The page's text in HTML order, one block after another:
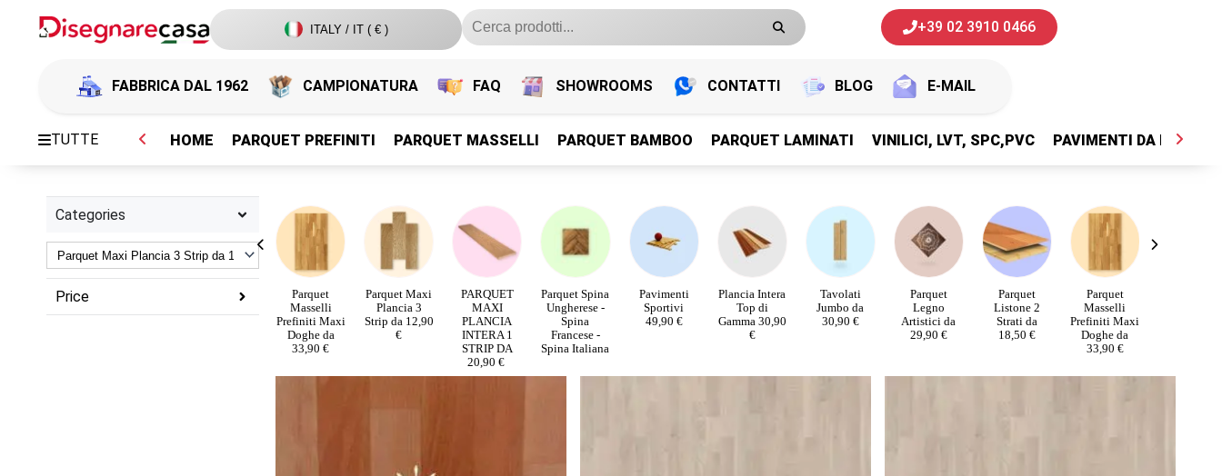
ITALY / IT ( € ) +39 02 3910 0466
FABBRICA DAL 1962 CAMPIONATURA FAQ SHOWROOMS CONTATTI BLOG E-MAIL
TUTTE
Parquet Legno Prefiniti
PARQUET PREFINITI
HOME PARQUET PREFINITI PARQUET MASSELLI PARQUET BAMBOO PARQUET LAMINATI VINILICI, LVT, SPC,PVC PAVIMENTI DA ESTERNI
Parquet Legno Prefiniti
PARQUET PREFINITI
Categories
Price
Tavolati
Parquet
Parquet
Masselli
Prefiniti Maxi
Doghe da
33,90 €
Parquet Maxi
Plancia 3
Strip da 12,90
€
PARQUET
MAXI
PLANCIA
INTERA 1
STRIP DA
20,90 € ​
Parquet Spina
Ungherese -
Spina
Francese -
Spina Italiana
Pavimenti
Sportivi
49,90 €
Plancia Intera
Top di
Gamma 30,90
€
Tavolati
Jumbo da
30,90 €
Parquet
Legno
Artistici da
29,90 €
Parquet
Listone 2
Strati da
18,50 €
Parquet
Masselli
Prefiniti Maxi
Doghe da
33,90 €